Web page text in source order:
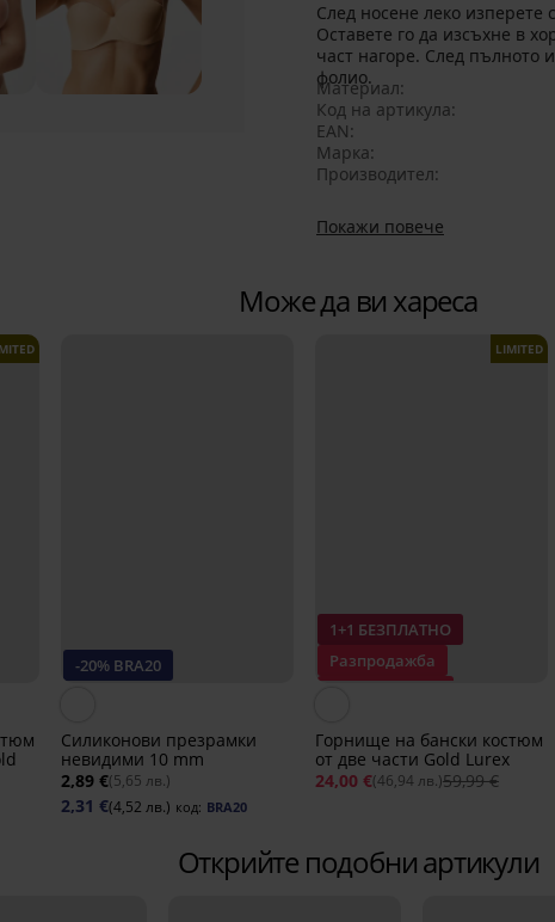
След носене леко изперете
Оставете го да изсъхне в
част нагоре. След пълното
фолио.
Материал
Код на артикула
EAN
Марка
Производител
Покажи повече
Може да ви хареса
-20% BRA20
Силиконови презрамки
невидими 10 mm
2,89 €(5,65 лв.)
2,31 €(4,52 лв.) код: BRA20
1+1 БЕЗПЛАТНО
Разпродажба
LIMITED
Горнище на бански костюм
от две части Gold Lurex
24,00 €(46,94 лв.)59,99 €
Открийте подобни артикули